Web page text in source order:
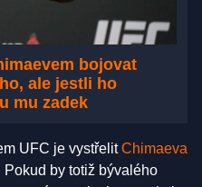
bojovat
ale jestli ho
mu zadek
UFC je vystřelitChimaeva
by totiž bývalého